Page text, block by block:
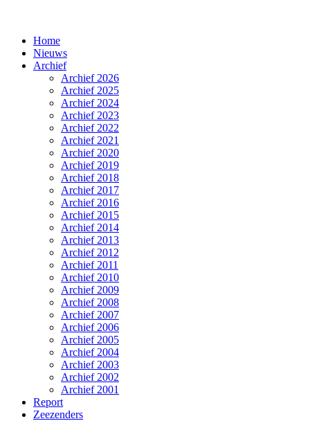
Home
Nieuws
Archief
Archief 2026
Archief 2025
Archief 2024
Archief 2023
Archief 2022
Archief 2021
Archief 2020
Archief 2019
Archief 2018
Archief 2017
Archief 2016
Archief 2015
Archief 2014
Archief 2013
Archief 2012
Archief 2011
Archief 2010
Archief 2009
Archief 2008
Archief 2007
Archief 2006
Archief 2005
Archief 2004
Archief 2003
Archief 2002
Archief 2001
Report
Zeezenders